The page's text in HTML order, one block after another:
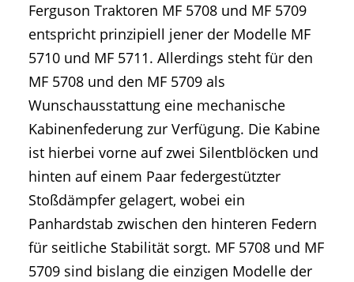
Ferguson Traktoren MF 5708 und MF 5709
entspricht prinzipiell jener der Modelle MF
5710 und MF 5711. Allerdings steht für den
MF 5708 und den MF 5709 als
Wunschausstattung eine mechanische
Kabinenfederung zur Verfügung. Die Kabine
ist hierbei vorne auf zwei Silentblöcken und
hinten auf einem Paar federgestützter
Stoßdämpfer gelagert, wobei ein
Panhardstab zwischen den hinteren Federn
für seitliche Stabilität sorgt. MF 5708 und MF
5709 sind bislang die einzigen Modelle der